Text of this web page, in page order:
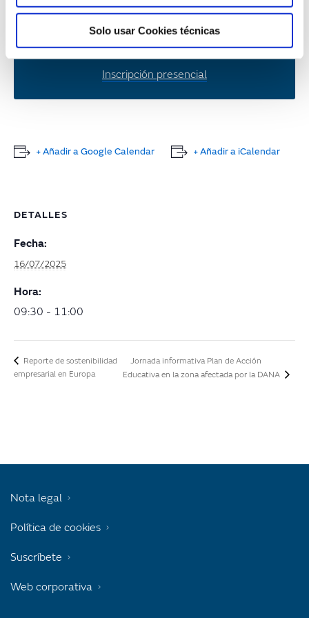
Solo usar Cookies técnicas
16 de julio de 2025
Sede Naturgy (Av. América, 38 Madrid)
Inscripción online
Inscripción presencial
+ Añadir a Google Calendar + Añadir a iCalendar
DETALLES
Fecha:
16/07/2025
Hora:
09:30 - 11:00
Reporte de sostenibilidad
empresarial en Europa
Jornada informativa Plan de Acción
Educativa en la zona afectada por la DANA
Nota legal
Política de cookies
Suscríbete
Web corporativa